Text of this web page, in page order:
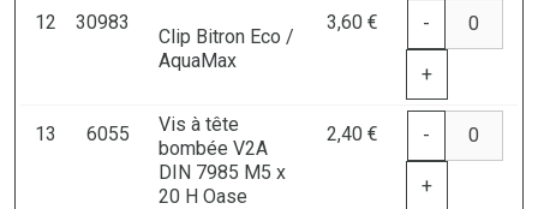
12 30983
Clip Bitron Eco /
AquaMax
3,60 € -
+
13 6055
Vis à tête
bombée V2A
DIN 7985 M5 x
20 H Oase
2,40 € -
+